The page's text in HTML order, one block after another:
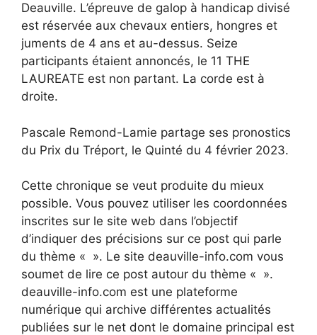
Deauville. L’épreuve de galop à handicap divisé
est réservée aux chevaux entiers, hongres et
juments de 4 ans et au-dessus. Seize
participants étaient annoncés, le 11 THE
LAUREATE est non partant. La corde est à
droite.
Pascale Remond-Lamie partage ses pronostics
du Prix du Tréport, le Quinté du 4 février 2023.
Cette chronique se veut produite du mieux
possible. Vous pouvez utiliser les coordonnées
inscrites sur le site web dans l’objectif
d’indiquer des précisions sur ce post qui parle
du thème « ». Le site deauville-info.com vous
soumet de lire ce post autour du thème « ».
deauville-info.com est une plateforme
numérique qui archive différentes actualités
publiées sur le net dont le domaine principal est